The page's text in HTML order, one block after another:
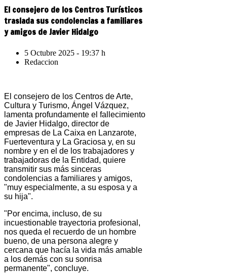
El consejero de los Centros Turísticos
traslada sus condolencias a familiares
y amigos de Javier Hidalgo
5 Octubre 2025 - 19:37 h
Redaccion
El consejero de los Centros de Arte,
Cultura y Turismo, Ángel Vázquez,
lamenta profundamente el fallecimiento
de Javier Hidalgo, director de
empresas de La Caixa en Lanzarote,
Fuerteventura y La Graciosa y, en su
nombre y en el de los trabajadores y
trabajadoras de la Entidad, quiere
transmitir sus más sinceras
condolencias a familiares y amigos,
"muy especialmente, a su esposa y a
su hija".
"Por encima, incluso, de su
incuestionable trayectoria profesional,
nos queda el recuerdo de un hombre
bueno, de una persona alegre y
cercana que hacía la vida más amable
a los demás con su sonrisa
permanente", concluye.